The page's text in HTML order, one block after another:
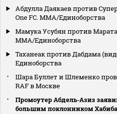
Абдулла Даякаев против
One FC. MMA/Единоборства
Мамука Усубян против Марата
MMA/Единоборства
Таханеак против Дабдама
Единоборства
Шара Буллет и Шлеменко
RAF в Москве
Промоутер Абдель‑Азиз
большим поклонником